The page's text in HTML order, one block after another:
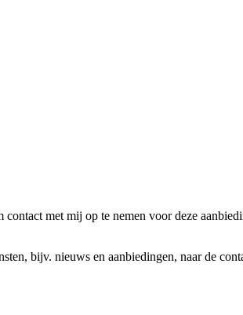
met mij op te nemen voor deze
bijv. nieuws en aanbiedingen, naar de